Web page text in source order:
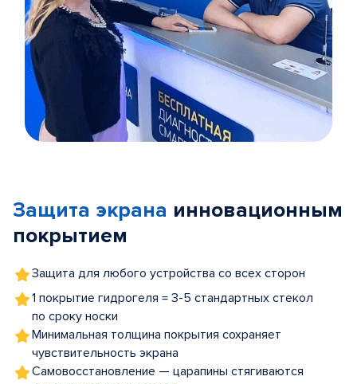
5
Защита экрана инновационным
покрытием
Защита для любого устройства со всех сторон
1 покрытие гидрогеля = 3-5 стандартных стекол
по сроку носки
Минимальная толщина покрытия сохраняет
чувствительность экрана
Самовосстановление — царапины стягиваются